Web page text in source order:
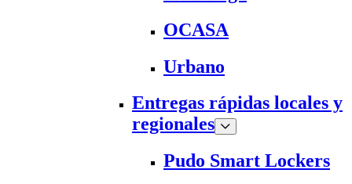
OCASA
Urbano
Entregas rápidas locales y
regionales
Pudo Smart Lockers